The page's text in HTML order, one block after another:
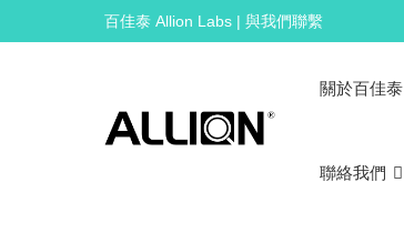
to
百佳泰 Allion Labs | 與我們聯繫
關於百佳泰
聯絡我們